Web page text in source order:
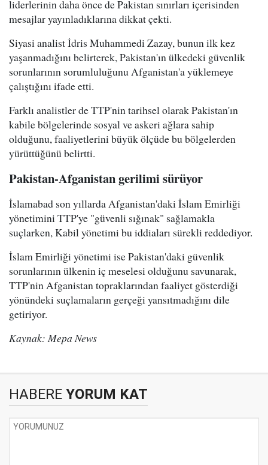
liderlerinin daha önce de Pakistan sınırları içerisinden
mesajlar yayınladıklarına dikkat çekti.
Siyasi analist İdris Muhammedi Zazay, bunun ilk kez
yaşanmadığını belirterek, Pakistan'ın ülkedeki güvenlik
sorunlarının sorumluluğunu Afganistan'a yüklemeye
çalıştığını ifade etti.
Farklı analistler de TTP'nin tarihsel olarak Pakistan'ın
kabile bölgelerinde sosyal ve askeri ağlara sahip
olduğunu, faaliyetlerini büyük ölçüde bu bölgelerden
yürüttüğünü belirtti.
Pakistan-Afganistan gerilimi sürüyor
İslamabad son yıllarda Afganistan'daki İslam Emirliği
yönetimini TTP'ye "güvenli sığınak" sağlamakla
suçlarken, Kabil yönetimi bu iddiaları sürekli reddediyor.
İslam Emirliği yönetimi ise Pakistan'daki güvenlik
sorunlarının ülkenin iç meselesi olduğunu savunarak,
TTP'nin Afganistan topraklarından faaliyet gösterdiği
yönündeki suçlamaların gerçeği yansıtmadığını dile
getiriyor.
Kaynak: Mepa News
HABERE YORUM KAT